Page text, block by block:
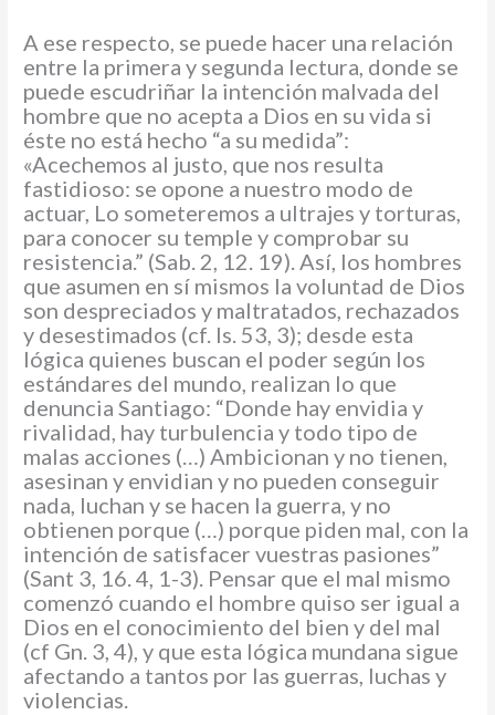
A ese respecto, se puede hacer una relación
entre la primera y segunda lectura, donde se
puede escudriñar la intención malvada del
hombre que no acepta a Dios en su vida si
éste no está hecho “a su medida”:
«Acechemos al justo, que nos resulta
fastidioso: se opone a nuestro modo de
actuar, Lo someteremos a ultrajes y torturas,
para conocer su temple y comprobar su
resistencia.” (Sab. 2, 12. 19). Así, los hombres
que asumen en sí mismos la voluntad de Dios
son despreciados y maltratados, rechazados
y desestimados (cf. Is. 53, 3); desde esta
lógica quienes buscan el poder según los
estándares del mundo, realizan lo que
denuncia Santiago: “Donde hay envidia y
rivalidad, hay turbulencia y todo tipo de
malas acciones (…) Ambicionan y no tienen,
asesinan y envidian y no pueden conseguir
nada, luchan y se hacen la guerra, y no
obtienen porque (…) porque piden mal, con la
intención de satisfacer vuestras pasiones”
(Sant 3, 16. 4, 1-3). Pensar que el mal mismo
comenzó cuando el hombre quiso ser igual a
Dios en el conocimiento del bien y del mal
(cf Gn. 3, 4), y que esta lógica mundana sigue
afectando a tantos por las guerras, luchas y
violencias.